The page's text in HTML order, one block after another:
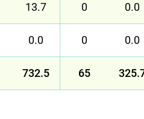
13.7 0 0.0
0.0 0 0.0
732.5 65